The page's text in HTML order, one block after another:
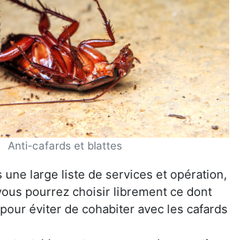
Anti-cafards et blattes
une large liste de services et opération,
pourrez choisir librement ce dont
éviter de cohabiter avec les cafards